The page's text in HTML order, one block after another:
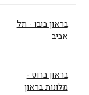
בראון בובו - תל
אביב
בראון ברוט -
מלונות בראון